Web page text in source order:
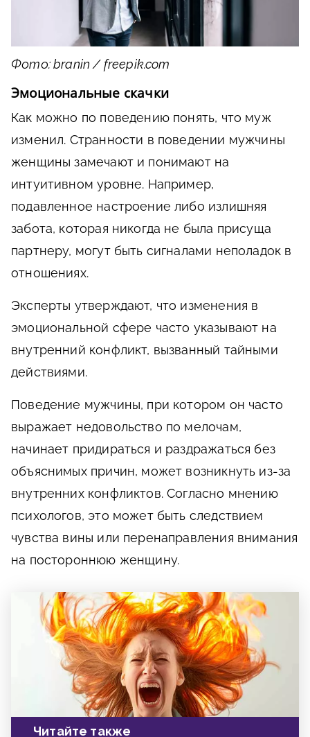
Фото: branin / freepik.com
Эмоциональные скачки
Как можно по поведению понять, что муж
изменил. Странности в поведении мужчины
женщины замечают и понимают на
интуитивном уровне. Например,
подавленное настроение либо излишняя
забота, которая никогда не была присуща
партнеру, могут быть сигналами неполадок в
отношениях.
Эксперты утверждают, что изменения в
эмоциональной сфере часто указывают на
внутренний конфликт, вызванный тайными
действиями.
Поведение мужчины, при котором он часто
выражает недовольство по мелочам,
начинает придираться и раздражаться без
объяснимых причин, может возникнуть из-за
внутренних конфликтов. Согласно мнению
психологов, это может быть следствием
чувства вины или перенаправления внимания
на постороннюю женщину.
Читайте также